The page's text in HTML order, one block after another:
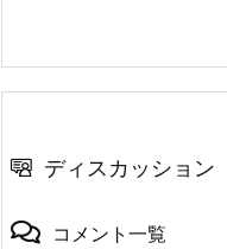
ディスカッション
コメント一覧